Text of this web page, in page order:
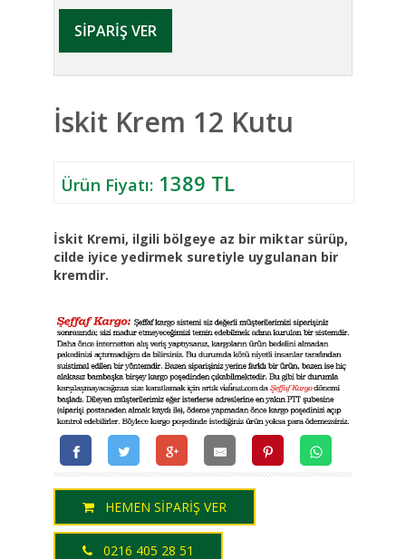
İskit Krem 12 Kutu
Ürün Fiyatı:1389 TL
İskit Kremi, ilgili bölgeye az bir miktar sürüp,
cilde iyice yedirmek suretiyle uygulanan bir
kremdir.
HEMEN SİPARİŞ VER
0216 405 28 51